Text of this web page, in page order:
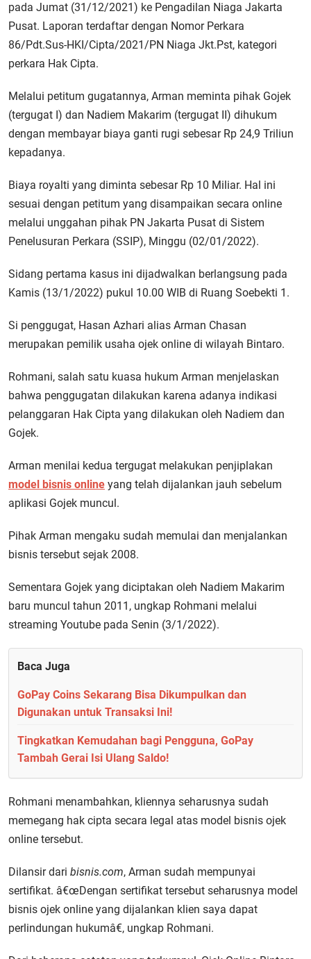
pada Jumat (31/12/2021) ke Pengadilan Niaga Jakarta
Pusat. Laporan terdaftar dengan Nomor Perkara
86/Pdt.Sus-HKI/Cipta/2021/PN Niaga Jkt.Pst, kategori
perkara Hak Cipta.
Melalui petitum gugatannya, Arman meminta pihak Gojek
(tergugat I) dan Nadiem Makarim (tergugat II) dihukum
dengan membayar biaya ganti rugi sebesar Rp 24,9 Triliun
kepadanya.
Biaya royalti yang diminta sebesar Rp 10 Miliar. Hal ini
sesuai dengan petitum yang disampaikan secara online
melalui unggahan pihak PN Jakarta Pusat di Sistem
Penelusuran Perkara (SSIP), Minggu (02/01/2022).
Sidang pertama kasus ini dijadwalkan berlangsung pada
Kamis (13/1/2022) pukul 10.00 WIB di Ruang Soebekti 1.
Si penggugat, Hasan Azhari alias Arman Chasan
merupakan pemilik usaha ojek online di wilayah Bintaro.
Rohmani, salah satu kuasa hukum Arman menjelaskan
bahwa penggugatan dilakukan karena adanya indikasi
pelanggaran Hak Cipta yang dilakukan oleh Nadiem dan
Gojek.
Arman menilai kedua tergugat melakukan penjiplakan
model bisnis online yang telah dijalankan jauh sebelum
aplikasi Gojek muncul.
Pihak Arman mengaku sudah memulai dan menjalankan
bisnis tersebut sejak 2008.
Sementara Gojek yang diciptakan oleh Nadiem Makarim
baru muncul tahun 2011, ungkap Rohmani melalui
streaming Youtube pada Senin (3/1/2022).
Baca Juga
GoPay Coins Sekarang Bisa Dikumpulkan dan
Digunakan untuk Transaksi Ini!
Tingkatkan Kemudahan bagi Pengguna, GoPay
Tambah Gerai Isi Ulang Saldo!
Rohmani menambahkan, kliennya seharusnya sudah
memegang hak cipta secara legal atas model bisnis ojek
online tersebut.
Dilansir dari bisnis.com, Arman sudah mempunyai
sertifikat. â€œDengan sertifikat tersebut seharusnya model
bisnis ojek online yang dijalankan klien saya dapat
perlindungan hukumâ€, ungkap Rohmani.